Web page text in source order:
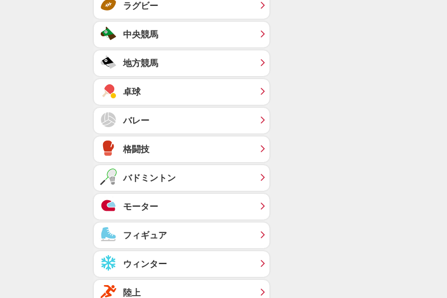
ラグビー
中央競馬
地方競馬
卓球
バレー
格闘技
バドミントン
モーター
フィギュア
ウィンター
陸上